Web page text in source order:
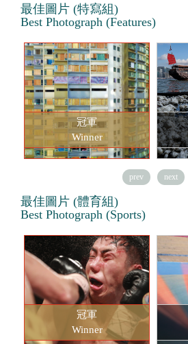
最佳圖片 (特寫組)
Best Photograph (Features)
冠軍
Winner
prev next
最佳圖片 (體育組)
Best Photograph (Sports)
冠軍
Winner